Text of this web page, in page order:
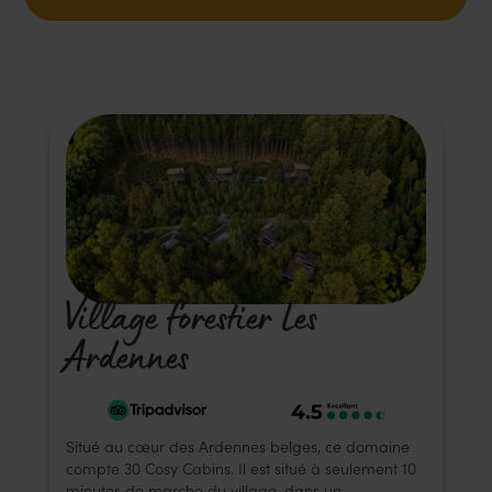
Village forestier Les
Ardennes
Situé au cœur des Ardennes belges, ce domaine
compte 30 Cosy Cabins. Il est situé à seulement 10